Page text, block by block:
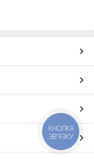
КНОПКА
ЗВ'ЯЗКУ